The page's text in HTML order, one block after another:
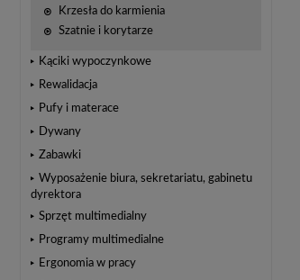
Krzesła do karmienia
Szatnie i korytarze
Kąciki wypoczynkowe
Rewalidacja
Pufy i materace
Dywany
Zabawki
Wyposażenie biura, sekretariatu, gabinetu
dyrektora
Sprzęt multimedialny
Programy multimedialne
Ergonomia w pracy